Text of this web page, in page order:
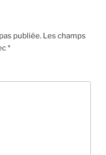
publiée. Les champs
*